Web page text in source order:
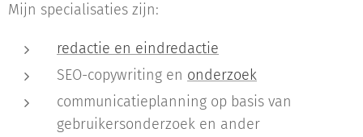
Mijn specialisaties zijn:
redactie en eindredactie
SEO-copywriting en onderzoek
communicatieplanning op basis van
gebruikersonderzoek en ander